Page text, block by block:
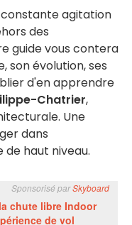
agitation
des
guide vous contera
son évolution, ses
d'en apprendre
Chatrier,
Une
dans
haut niveau.